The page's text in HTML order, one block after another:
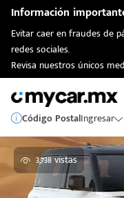
Información
Evitar caer en fraudes de
redes sociales.
Revisa nuestros únicos
Código PostalIngresar
3,738 vistas